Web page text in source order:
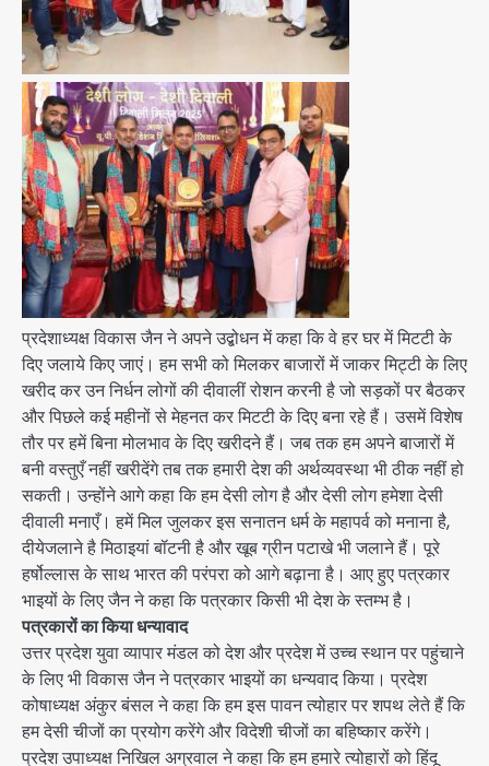
प्रदेशाध्यक्ष विकास जैन ने अपने उद्बोधन में कहा कि वे हर घर में मिटटी के
दिए जलाये किए जाएं। हम सभी को मिलकर बाजारों में जाकर मिट्टी के लिए
खरीद कर उन निर्धन लोगों की दीवालीं रोशन करनी है जो सड़कों पर बैठकर
और पिछले कई महीनों से मेहनत कर मिटटी के दिए बना रहे हैं। उसमें विशेष
तौर पर हमें बिना मोलभाव के दिए खरीदने हैं। जब तक हम अपने बाजारों में
बनी वस्तुएँ नहीं खरीदेंगे तब तक हमारी देश की अर्थव्यवस्था भी ठीक नहीं हो
सकती। उन्होंने आगे कहा कि हम देसी लोग है और देसी लोग हमेशा देसी
दीवाली मनाएँ। हमें मिल जुलकर इस सनातन धर्म के महापर्व को मनाना है,
दीयेजलाने है मिठाइयां बॉटनी है और खूब ग्रीन पटाखे भी जलाने हैं। पूरे
हर्षोल्लास के साथ भारत की परंपरा को आगे बढ़ाना है। आए हुए पत्रकार
भाइयों के लिए जैन ने कहा कि पत्रकार किसी भी देश के स्तम्भ है।
पत्रकारों का किया धन्यावाद
उत्तर प्रदेश युवा व्यापार मंडल को देश और प्रदेश में उच्च स्थान पर पहुंचाने
के लिए भी विकास जैन ने पत्रकार भाइयों का धन्यवाद किया। प्रदेश
कोषाध्यक्ष अंकुर बंसल ने कहा कि हम इस पावन त्योहार पर शपथ लेते हैं कि
हम देसी चीजों का प्रयोग करेंगे और विदेशी चीजों का बहिष्कार करेंगे।
प्रदेश उपाध्यक्ष निखिल अग्रवाल ने कहा कि हम हमारे त्योहारों को हिंदू